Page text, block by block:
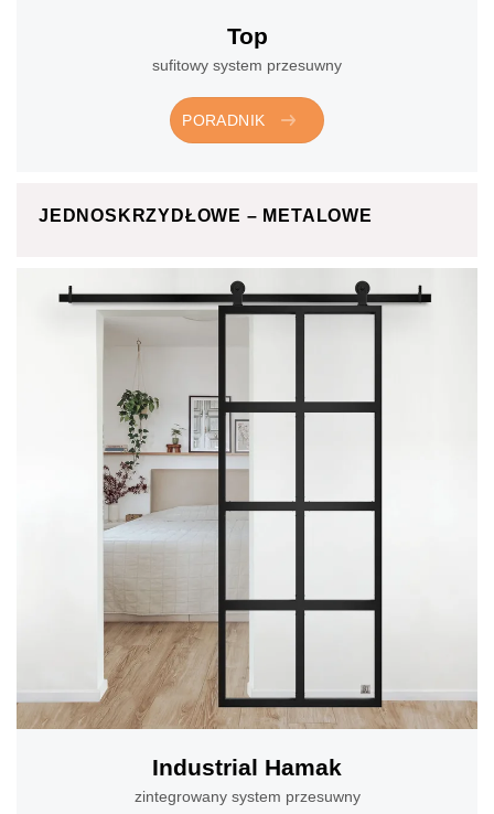
Top
sufitowy system przesuwny
PORADNIK
JEDNOSKRZYDŁOWE – METALOWE
Industrial Hamak
zintegrowany system przesuwny